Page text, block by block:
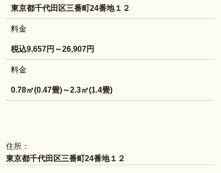
東京都千代田区三番町24番地１２
料金
税込9,657円～26,907円
料金
0.78㎡(0.47畳)～2.3㎡(1.4畳)
住所：
東京都千代田区三番町24番地１２